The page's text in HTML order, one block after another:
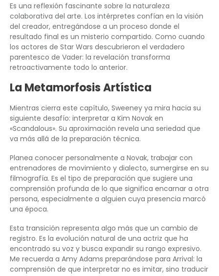
Es una reflexión fascinante sobre la naturaleza
colaborativa del arte. Los intérpretes confían en la visión
del creador, entregándose a un proceso donde el
resultado final es un misterio compartido. Como cuando
los actores de Star Wars descubrieron el verdadero
parentesco de Vader: la revelación transforma
retroactivamente todo lo anterior.
La Metamorfosis Artística
Mientras cierra este capítulo, Sweeney ya mira hacia su
siguiente desafío: interpretar a Kim Novak en
«Scandalous». Su aproximación revela una seriedad que
va más allá de la preparación técnica.
Planea conocer personalmente a Novak, trabajar con
entrenadores de movimiento y dialecto, sumergirse en su
filmografía. Es el tipo de preparación que sugiere una
comprensión profunda de lo que significa encarnar a otra
persona, especialmente a alguien cuya presencia marcó
una época.
Esta transición representa algo más que un cambio de
registro. Es la evolución natural de una actriz que ha
encontrado su voz y busca expandir su rango expresivo.
Me recuerda a Amy Adams preparándose para Arrival: la
comprensión de que interpretar no es imitar, sino traducir